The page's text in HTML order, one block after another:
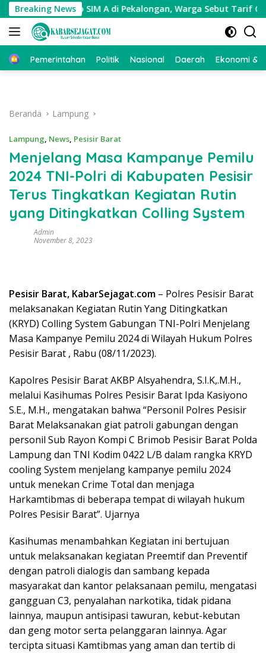
Langsung
ke
konten
Breaking News
Dugaan Calo SIM A di Pekalongan, Warga Sebut Tarif Capai
Beranda
Pemerintahan Politik Nasional Daerah Ekonomi &
Beranda Lampung
Lampung, News, Pesisir Barat
Menjelang Masa Kampanye Pemilu
2024 TNI-Polri di Kabupaten Pesisir
Terus Tingkatkan Kegiatan Rutin
yang Ditingkatkan Colling System
Admin
November 8, 2023
Pesisir Barat, KabarSejagat.com – Polres Pesisir Barat
melaksanakan Kegiatan Rutin Yang Ditingkatkan
(KRYD) Colling System Gabungan TNI-Polri Menjelang
Masa Kampanye Pemilu 2024 di Wilayah Hukum Polres
Pesisir Barat , Rabu (08/11/2023).
Kapolres Pesisir Barat AKBP Alsyahendra, S.I.K,.M.H.,
melalui Kasihumas Polres Pesisir Barat Ipda Kasiyono
S.E., M.H., mengatakan bahwa “Personil Polres Pesisir
Barat Melaksanakan giat patroli gabungan dengan
personil Sub Rayon Kompi C Brimob Pesisir Barat Polda
Lampung dan TNI Kodim 0422 L/B dalam rangka KRYD
cooling System menjelang kampanye pemilu 2024
untuk menekan Crime Total dan menjaga
Harkamtibmas di beberapa tempat di wilayah hukum
Polres Pesisir Barat”. Ujarnya
Kasihumas menambahkan Kegiatan ini bertujuan
untuk melaksanakan kegiatan Preemtif dan Preventif
dengan patroli dialogis dan sambang kepada
masyarakat dan kantor pelaksanaan pemilu, mengatasi
gangguan C3, penyalahan narkotika, tidak pidana
lainnya, maupun antisipasi tawuran, kebut-kebutan
dan geng motor serta pelanggaran lainnya. Agar
tercipta situasi Kamtibmas yang aman dan tertib di